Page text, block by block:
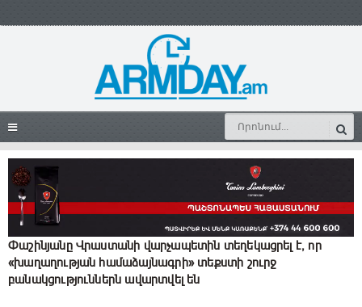
Փաշինյանը Վրաստանի վարչապետին տեղեկացրել է, որ
«խաղաղության համաձայնագրի» տեքստի շուրջ
բանակցություններն ավարտվել են